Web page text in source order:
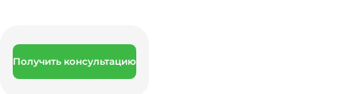
Получить консультацию